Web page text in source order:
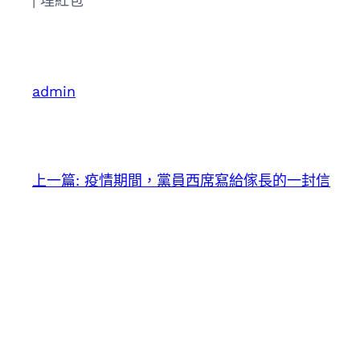
admin
上一篇: 疫情期間，黨員西席寫給傢長的一封信